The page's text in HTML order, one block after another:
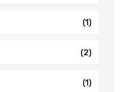
(1)
(2)
(1)